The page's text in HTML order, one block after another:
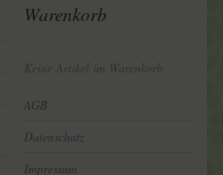
Warenkorb
Keine Artikel im Warenkorb
AGB
Datenschutz
Impressum